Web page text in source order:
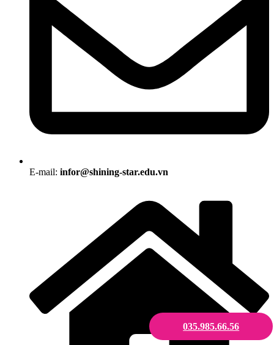
035.985.66.56
E-mail: infor@shining-star.edu.vn